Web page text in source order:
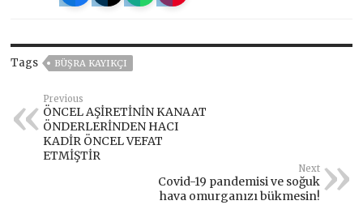
Tags BÜŞRA KAYIKÇI
Previous
ÖNCEL AŞİRETİNİN KANAAT
ÖNDERLERİNDEN HACI
KADİR ÖNCEL VEFAT
ETMİŞTİR
Next
Covid-19 pandemisi ve soğuk
hava omurganızı bükmesin!